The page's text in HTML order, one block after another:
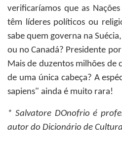
verificaríamos que as
têm líderes políticos ou
sabe quem governa na
ou no Canadá? Presidente
Mais de duzentos milhões de
de uma única cabeça? A
sapiens" ainda é muito rara!
* Salvatore DOnofrioé
autor do Dicionário de